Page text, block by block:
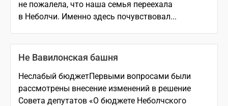
не пожалела, что наша семья переехала
в Неболчи. Именно здесь почувствовал...
Не Вавилонская башня
Неслабый бюджетПервыми вопросами были
рассмотрены внесение изменений в решение
Совета депутатов «О бюджете Неболчского